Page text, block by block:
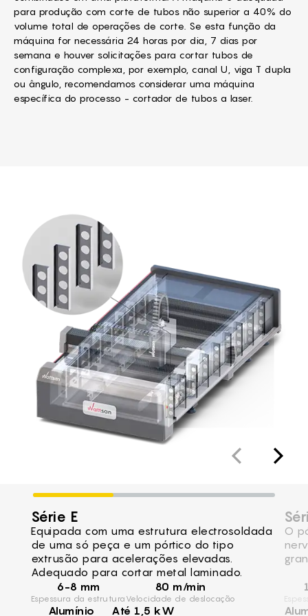
para produção com corte de tubos não superior a 40% do
volume total de operações de corte. Se esta função da
máquina for necessária 24 horas por dia, 7 dias por
semana e houver solicitações para cortar tubos de
configuração complexa, por exemplo, canal U, viga T dupla
ou ângulo, recomendamos considerar uma máquina
específica do processo - cortador de tubos a laser.
The machine frame is the
Série E
Equipada com uma estrutura electrosoldada
de uma só peça e um pórtico do tipo
extrusão para acelerações elevadas.
Adequado para cortar metal laminado.
6-8 mm
Espessura da estrutura
80 m/min
Velocidade de deslocação
Alumínio Até 1,5 kW
O